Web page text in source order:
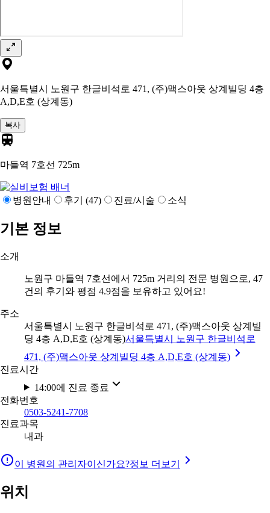
서울특별시 노원구 한글비석로 471, (주)맥스아웃 상계빌딩 4층
A,D,E호 (상계동)
복사
마들역 7호선 725m
병원안내 후기 (47) 진료/시술 소식
기본 정보
소개
노원구 마들역 7호선에서 725m 거리의 전문 병원으로, 47
건의 후기와 평점 4.9점을 보유하고 있어요!
주소
서울특별시 노원구 한글비석로 471, (주)맥스아웃 상계빌
딩 4층 A,D,E호 (상계동)서울특별시 노원구 한글비석로
471, (주)맥스아웃 상계빌딩 4층 A,D,E호 (상계동)
진료시간
14:00에 진료 종료
전화번호
0503-5241-7708
진료과목
내과
이 병원의 관리자이신가요?정보 더보기
위치